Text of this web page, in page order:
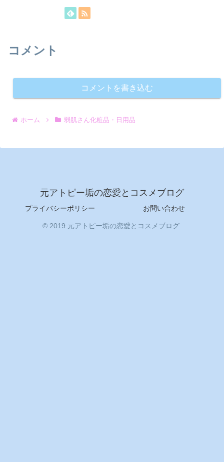
コメント
コメントを書き込む
ホーム 弱肌さん化粧品・日用品
元アトピー垢の恋愛とコスメブログ
プライバシーポリシー お問い合わせ
© 2019 元アトピー垢の恋愛とコスメブログ.